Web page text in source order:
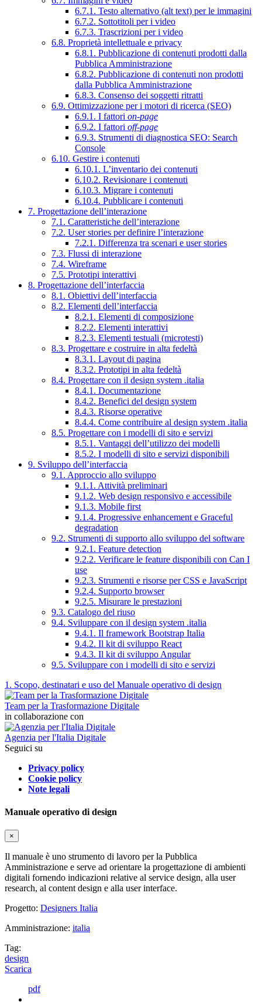
6.7.1. Testo alternativo (alt text) per le immagini
6.7.2. Sottotitoli per i video
6.7.3. Trascrizioni per i video
6.8. Proprietà intellettuale e privacy
6.8.1. Pubblicazione di contenuti prodotti dalla
Pubblica Amministrazione
6.8.2. Pubblicazione di contenuti non prodotti
dalla Pubblica Amministrazione
6.8.3. Consenso dei soggetti ritratti
6.9. Ottimizzazione per i motori di ricerca (SEO)
6.9.1. I fattori on-page
6.9.2. I fattori off-page
6.9.3. Strumenti di diagnostica SEO: Search
Console
6.10. Gestire i contenuti
6.10.1. L’inventario dei contenuti
6.10.2. Revisionare i contenuti
6.10.3. Migrare i contenuti
6.10.4. Pubblicare i contenuti
7. Progettazione dell’interazione
7.1. Caratteristiche dell’interazione
7.2. User stories per definire l’interazione
7.2.1. Differenza tra scenari e user stories
7.3. Flussi di interazione
7.4. Wireframe
7.5. Prototipi interattivi
8. Progettazione dell’interfaccia
8.1. Obiettivi dell’interfaccia
8.2. Elementi dell’interfaccia
8.2.1. Elementi di composizione
8.2.2. Elementi interattivi
8.2.3. Elementi testuali (microtesti)
8.3. Progettare e costruire in alta fedeltà
8.3.1. Layout di pagina
8.3.2. Prototipi in alta fedeltà
8.4. Progettare con il design system .italia
8.4.1. Documentazione
8.4.2. Benefici del design system
8.4.3. Risorse operative
8.4.4. Come contribuire al design system .italia
8.5. Progettare con i modelli di sito e servizi
8.5.1. Vantaggi dell’utilizzo dei modelli
8.5.2. I modelli di sito e servizi disponibili
9. Sviluppo dell’interfaccia
9.1. Approccio allo sviluppo
9.1.1. Attività preliminari
9.1.2. Web design responsivo e accessibile
9.1.3. Mobile first
9.1.4. Progressive enhancement e Graceful
degradation
9.2. Strumenti di supporto allo sviluppo del software
9.2.1. Feature detection
9.2.2. Verificare le feature disponibili con Can I
use
9.2.3. Strumenti e risorse per CSS e JavaScript
9.2.4. Supporto browser
9.2.5. Misurare le prestazioni
9.3. Catalogo del riuso
9.4. Sviluppare con il design system .italia
9.4.1. Il framework Bootstrap Italia
9.4.2. Il kit di sviluppo React
9.4.3. Il kit di sviluppo Angular
9.5. Sviluppare con i modelli di sito e servizi
1. Scopo, destinatari e uso del Manuale operativo di design
Team per la Trasformazione Digitale
in collaborazione con
Agenzia per l'Italia Digitale
Seguici su
Privacy policy
Cookie policy
Note legali
Manuale operativo di design
×
Il manuale è uno strumento di lavoro per la Pubblica
Amministrazione e serve ad orientare la progettazione di ambienti
digitali fornendo indicazioni relative al service design, alla user
research, al content design e alla user interface.
Progetto: Designers Italia
Amministrazione: italia
Tag:
design
Scarica
pdf